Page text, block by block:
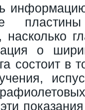
о
состоит в